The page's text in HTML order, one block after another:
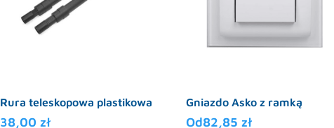
Rura teleskopowa plastikowa
38,00 zł
Gniazdo Asko z ramką
Od82,85 zł